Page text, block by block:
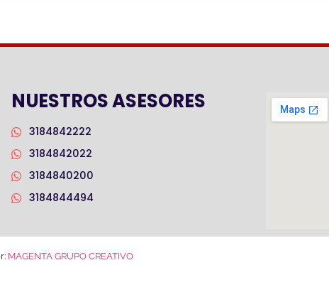
NUESTROS ASESORES
3184842222
3184842022
3184840200
3184844494
MAGENTA GRUPO CREATIVO